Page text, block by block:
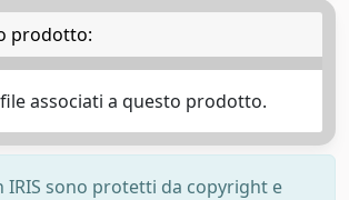
prodotto:
associati a questo prodotto.
IRIS sono protetti da copyright e